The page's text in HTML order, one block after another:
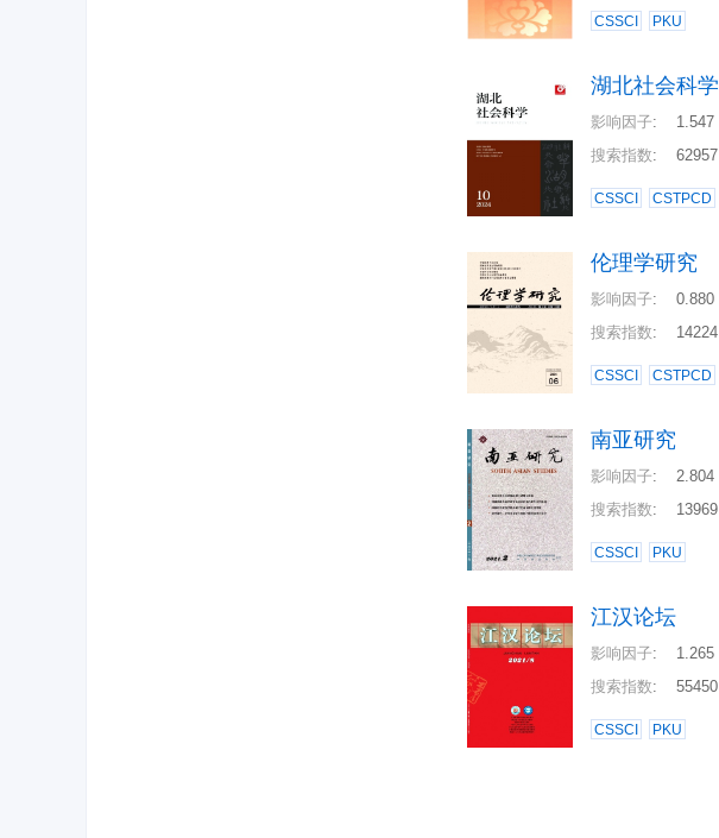
CSSCI PKU
湖北社会科学
影响因子: 1.547
搜索指数: 62957
CSSCI CSTPCD
伦理学研究
影响因子: 0.880
搜索指数: 14224
CSSCI CSTPCD
南亚研究
影响因子: 2.804
搜索指数: 13969
CSSCI PKU
江汉论坛
影响因子: 1.265
搜索指数: 55450
CSSCI PKU